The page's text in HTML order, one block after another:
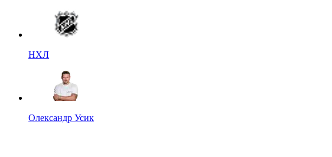
НХЛ
Олександр Усик